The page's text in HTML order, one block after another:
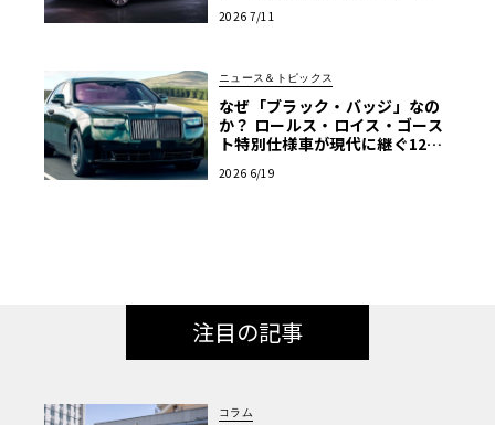
2026 7/11
ニュース＆トピックス
なぜ「ブラック・バッジ」なの
か？ ロールス・ロイス・ゴース
ト特別仕様車が現代に継ぐ120
2026 6/19
注目の記事
コラム